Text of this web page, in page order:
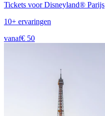
Tickets voor Disneyland® Parijs
10+ ervaringen
vanaf€ 50